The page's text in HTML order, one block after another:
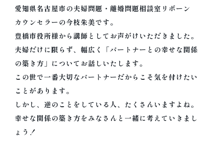
愛知県名古屋市の夫婦問題・離婚問題相談室リボーン
カウンセラーの今枝朱美です。
豊橋市役所様から講師としてお声がけいただきました。
夫婦だけに限らず、幅広く「パートナーとの幸せな関係
の築き方」についてお話しいたします。
この世で一番大切なパートナーだからこそ気を付けたい
ことがあります。
しかし、逆のことをしている人、たくさんいますよね。
幸せな関係の築き方をみなさんと一緒に考えていきまし
ょう！